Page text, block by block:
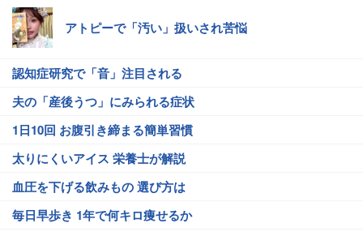
アトピーで「汚い」扱いされ苦悩
認知症研究で「音」注目される
夫の「産後うつ」にみられる症状
1日10回 お腹引き締まる簡単習慣
太りにくいアイス 栄養士が解説
血圧を下げる飲みもの 選び方は
毎日早歩き 1年で何キロ痩せるか